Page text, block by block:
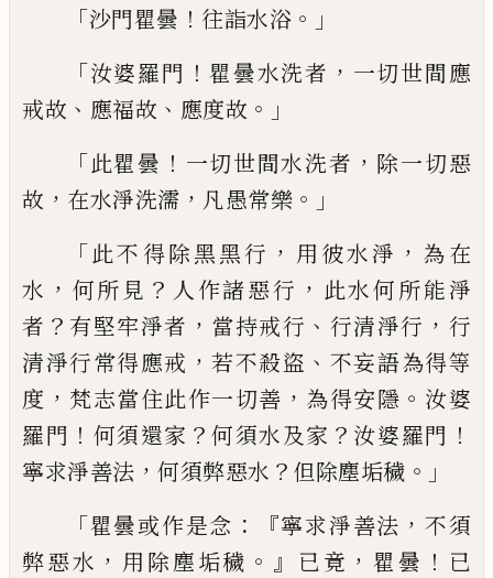
「沙門瞿曇 ！ 往詣水浴 。」
「汝婆羅門 ！瞿曇水洗者 ， 一切世間應
戒故 、 應福故 、 應度故 。」
「此瞿曇 ！ 一切世間水洗者 ， 除一切惡
故 ， 在水淨洗濡 ， 凡愚常樂 。」
「此不得除黑黑行 ， 用彼水淨 ， 為在
水 ， 何所見 ？ 人作諸惡行 ， 此水何所能淨
者 ？ 有堅牢淨者 ， 當持戒行 、 行清淨行 ， 行
清淨行常得應戒 ，若不殺盜 、 不妄語為得等
度 ， 梵志當住此作一切善 ， 為得安隱 。 汝婆
羅門 ！ 何須還家 ？何須水及家 ？ 汝婆羅門 ！
寧求淨善法 ， 何須弊惡水 ？ 但除塵垢穢 。」
「瞿曇或作是念 ：『寧求淨善法 ， 不須
弊惡水 ， 用除塵垢穢 。』 已竟 ，瞿曇 ！ 已